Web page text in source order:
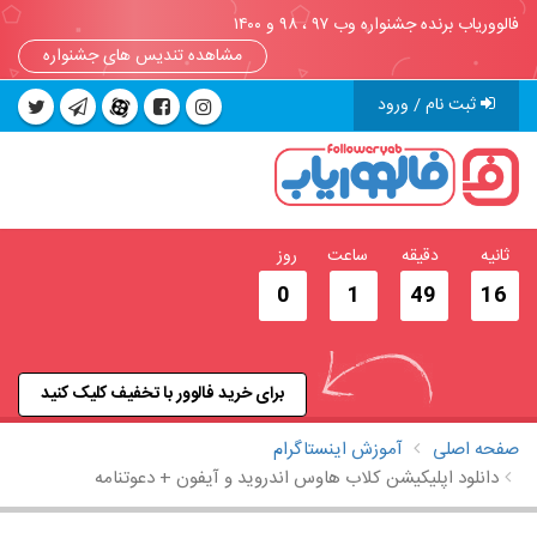
فالووریاب برنده جشنواره وب ۹۷ ، ۹۸ و ۱۴۰۰
مشاهده تندیس های جشنواره
ثبت نام / ورود
16
ثانیه
49
دقیقه
1
ساعت
0
روز
برای خرید فالوور با تخفیف کلیک کنید
صفحه اصلی
آموزش اینستاگرام
دانلود اپلیکیشن کلاب هاوس اندروید و آیفون + دعوتنامه